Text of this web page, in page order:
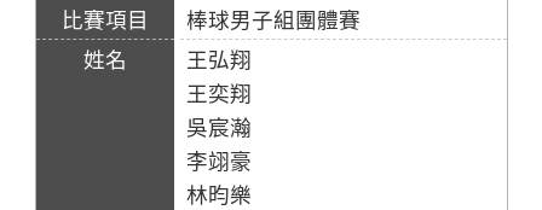
棒球男子組團體賽
王弘翔
王奕翔
吳宸瀚
李翊豪
林昀樂